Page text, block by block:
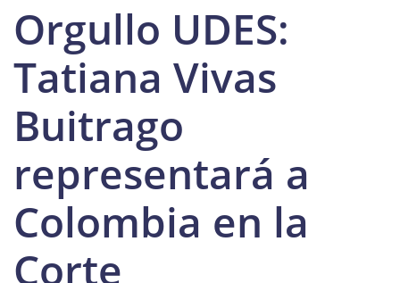
Orgullo UDES:
Tatiana Vivas
Buitrago
representará a
Colombia en la
Corte